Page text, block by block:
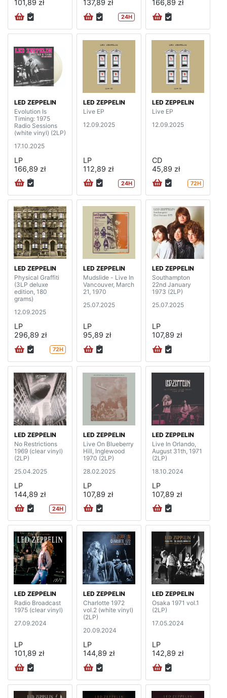
101,89 zł 137,89 zł
24H
166,89 zł
LED ZEPPELIN
Evolution Is
Timing: 1975
Radio Sessions
(white vinyl) (2LP)
17.10.2025
LP
166,89 zł
LED ZEPPELIN
Live EP
12.09.2025
LP
112,89 zł
24H
LED ZEPPELIN
Live EP
12.09.2025
CD
45,89 zł
72H
LED ZEPPELIN
Physical Graffiti
(3LP deluxe
edition, 180
grams)
12.09.2025
LP
296,89 zł
72H
LED ZEPPELIN
Mudslide - Live In
Vancouver, March
21, 1970
25.07.2025
LP
95,89 zł
LED ZEPPELIN
Southampton
22nd January
1973 (2LP)
25.07.2025
LP
107,89 zł
LED ZEPPELIN
No Restrictions
1969 (clear vinyl)
(2LP)
25.04.2025
LP
144,89 zł
24H
LED ZEPPELIN
Live On Blueberry
Hill, Inglewood
1970 (2LP)
28.02.2025
LP
107,89 zł
LED ZEPPELIN
Live In Orlando,
August 31th, 1971
(2LP)
18.10.2024
LP
107,89 zł
LED ZEPPELIN
Radio Broadcast
1975 (clear vinyl)
27.09.2024
LP
101,89 zł
LED ZEPPELIN
Charlotte 1972
vol.2 (white vinyl)
(2LP)
20.09.2024
LP
144,89 zł
LED ZEPPELIN
Osaka 1971 vol.1
(2LP)
17.05.2024
LP
142,89 zł